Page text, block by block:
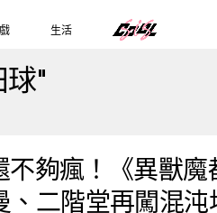
生活
球"
不夠瘋！《異獸
、二階堂再闖混沌